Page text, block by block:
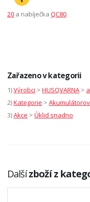
20 a nabíječka QC80.
Zařazeno v kategorii
1)Výrobci > HUSQVARNA >
2)Kategorie >
3)Akce > Úklid snadno
Dalšízboží z